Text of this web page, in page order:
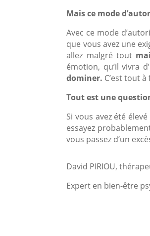
Mais ce mode
Avec ce mode
que vous avez une
allez malgré tout
émotion, qu’il vivra
dominer. C’est tout
Tout est une
Si vous avez été
essayez
vous passez d’un
David PIRIOU,
Expert en bien-être